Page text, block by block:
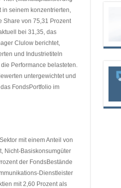
in seinem konzentrierten,
Share von 75,31 Prozent
bei 31,35, das
Clulow berichtet,
und Industrietiteln
Performance belasteten.
untergewichtet und
FondsPortfolio im
mit einem Anteil von
Nicht-Basiskonsumgüter
der FondsBestände
Dienstleister
mit 2,60 Prozent als